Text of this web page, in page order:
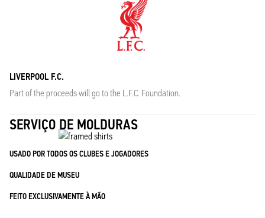
LIVERPOOL F.C.
Part of the proceeds will go to the L.F.C. Foundation.
SERVIÇO DE MOLDURAS
USADO POR TODOS OS CLUBES E JOGADORES
QUALIDADE DE MUSEU
FEITO EXCLUSIVAMENTE À MÃO